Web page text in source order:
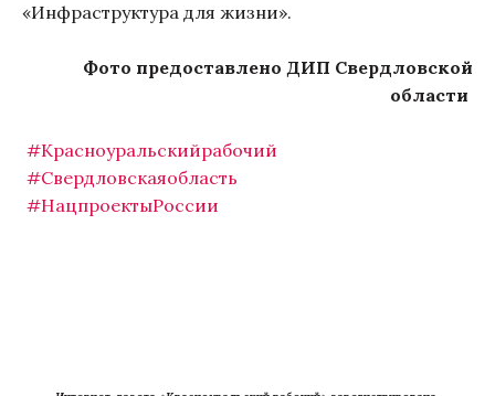
«Инфраструктура для жизни».
Фото предоставлено ДИП Свердловской
области
#Красноуральскийрабочий
#Свердловскаяобласть
#НацпроектыРоссии